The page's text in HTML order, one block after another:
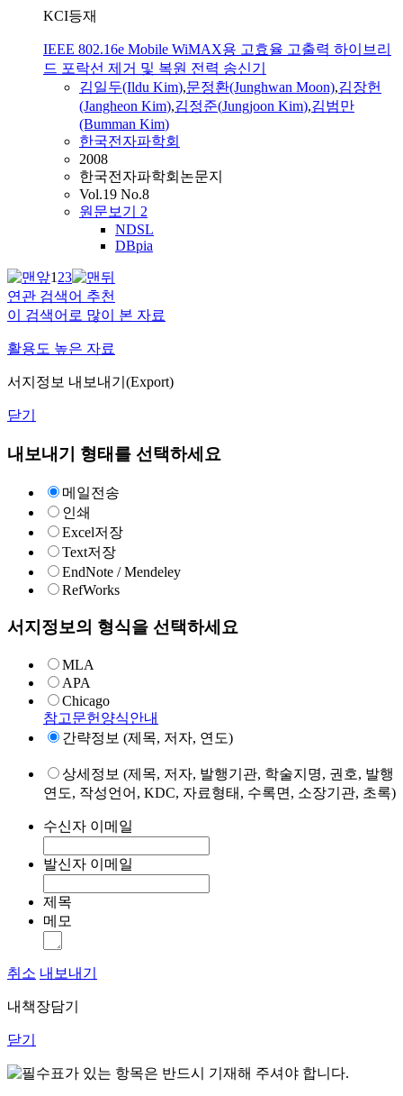
KCI등재
IEEE 802.16e Mobile WiMAX용 고효율 고출력 하이브리
드 포락선 제거 및 복원 전력 송신기
김일두(Ildu Kim),문정환(Junghwan Moon),김장헌
(Jangheon Kim),김정준(Jungjoon Kim),김범만
(Bumman Kim)
한국전자파학회
2008
한국전자파학회논문지
Vol.19 No.8
원문보기 2
NDSL
DBpia
123
연관 검색어 추천
이 검색어로 많이 본 자료
활용도 높은 자료
서지정보 내보내기(Export)
닫기
내보내기 형태를 선택하세요
메일전송
인쇄
Excel저장
Text저장
EndNote / Mendeley
RefWorks
서지정보의 형식을 선택하세요
MLA
APA
Chicago
참고문헌양식안내
간략정보 (제목, 저자, 연도)
상세정보 (제목, 저자, 발행기관, 학술지명, 권호, 발행
연도, 작성언어, KDC, 자료형태, 수록면, 소장기관, 초록)
수신자 이메일
발신자 이메일
제목
메모
취소 내보내기
내책장담기
닫기
표가 있는 항목은 반드시 기재해 주셔야 합니다.